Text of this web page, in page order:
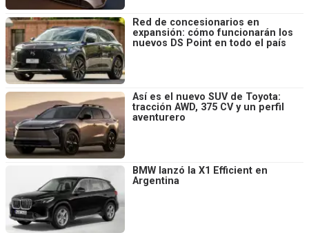
Red de concesionarios en
expansión: cómo funcionarán los
nuevos DS Point en todo el país
Así es el nuevo SUV de Toyota:
tracción AWD, 375 CV y un perfil
aventurero
BMW lanzó la X1 Efficient en
Argentina